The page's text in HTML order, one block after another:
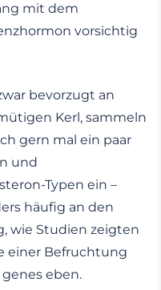
mit dem
vorsichtig
bevorzugt an
Kerl, sammeln
gern mal ein paar
und
Typen ein –
häufig an den
wie Studien zeigten
einer Befruchtung
eben.